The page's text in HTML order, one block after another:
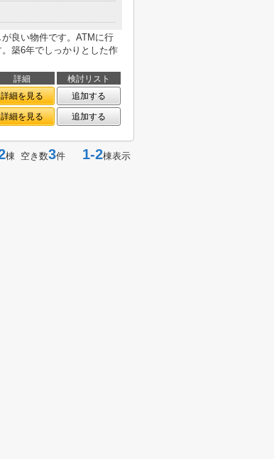
良い物件です。ATMに行
築6年でしっかりとした作
詳細
検討リスト
詳細を見る
追加する
詳細を見る 追加する
棟 空き数3件 1-2棟表示